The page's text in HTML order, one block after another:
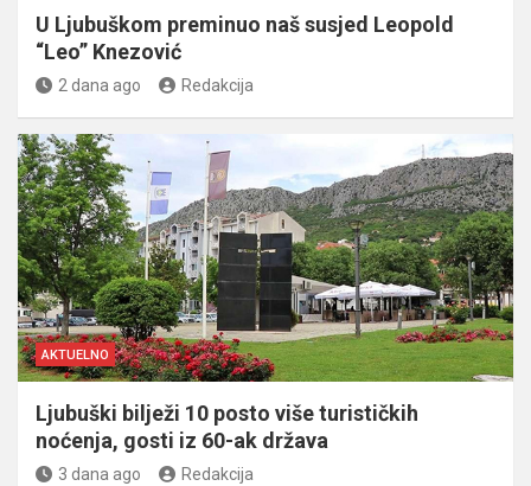
U Ljubuškom preminuo naš susjed Leopold
“Leo” Knezović
2 dana ago Redakcija
AKTUELNO
Ljubuški bilježi 10 posto više turističkih
noćenja, gosti iz 60-ak država
3 dana ago Redakcija